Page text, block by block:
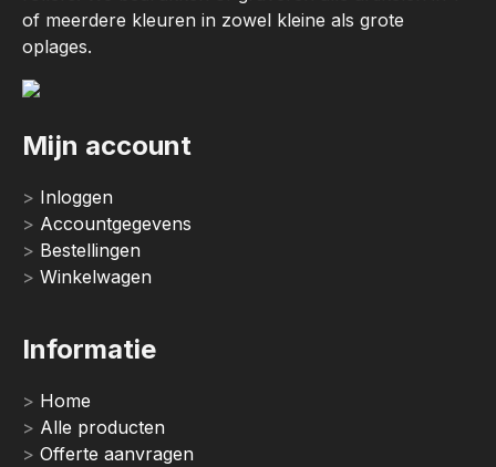
of meerdere kleuren in zowel kleine als grote
oplages.
Mijn account
Inloggen
Accountgegevens
Bestellingen
Winkelwagen
Informatie
Home
Alle producten
Offerte aanvragen